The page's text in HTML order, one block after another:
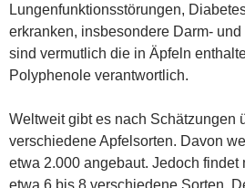
Lungenfunktionsstörungen,
erkranken, insbesondere Darm-
sind vermutlich die in Äpfeln
Polyphenole verantwortlich.
Weltweit gibt es nach Schätzungen
verschiedene Apfelsorten. Davon
etwa 2.000 angebaut. Jedoch findet
etwa 6 bis 8 verschiedene Sorten.